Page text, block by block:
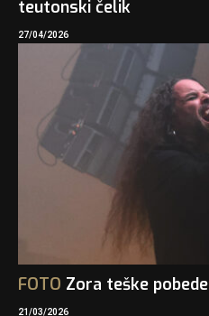
teutonski čelik
27/04/2026
FOTO Zora teške pobede
21/03/2026